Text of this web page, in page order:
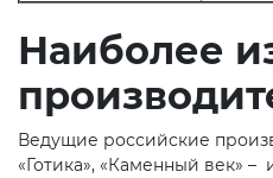
Наиболее
Ведущие российские
«Готика», «Каменный век»